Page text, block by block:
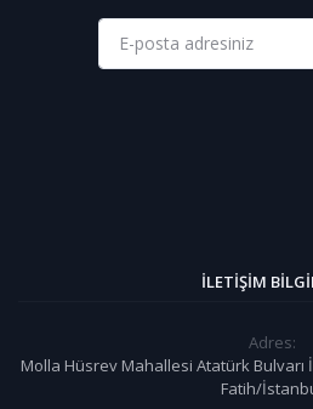
İLETIŞIM
Adres:
Molla Hüsrev Mahallesi Atatürk Bulvarı
Fatih/